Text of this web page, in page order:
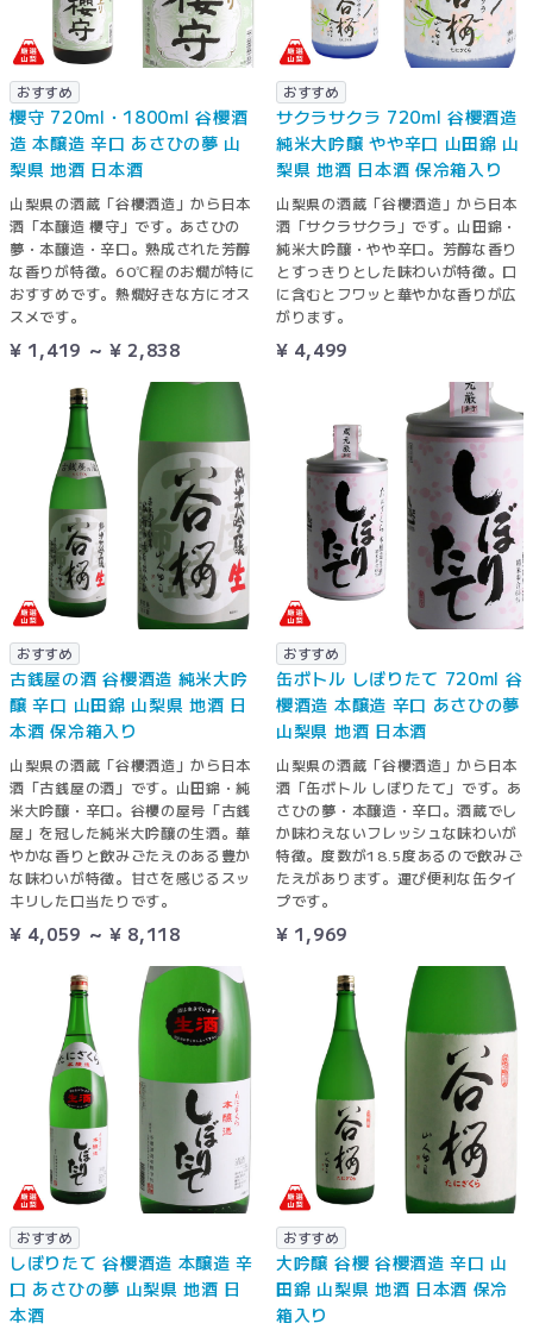
おすすめ
櫻守 720ml・1800ml 谷櫻酒
造 本醸造 辛口 あさひの夢 山
梨県 地酒 日本酒
山梨県の酒蔵「谷櫻酒造」から日本
酒「本醸造 櫻守」です。あさひの
夢・本醸造・辛口。熟成された芳醇
な香りが特徴。60℃程のお燗が特に
おすすめです。熱燗好きな方にオス
スメです。
¥ 1,419 ～ ¥ 2,838
おすすめ
サクラサクラ 720ml 谷櫻酒造
純米大吟醸 やや辛口 山田錦 山
梨県 地酒 日本酒 保冷箱入り
山梨県の酒蔵「谷櫻酒造」から日本
酒「サクラサクラ」です。山田錦・
純米大吟醸・やや辛口。芳醇な香り
とすっきりとした味わいが特徴。口
に含むとフワッと華やかな香りが広
がります。
¥ 4,499
おすすめ
古銭屋の酒 谷櫻酒造 純米大吟
醸 辛口 山田錦 山梨県 地酒 日
本酒 保冷箱入り
山梨県の酒蔵「谷櫻酒造」から日本
酒「古銭屋の酒」です。山田錦・純
米大吟醸・辛口。谷櫻の屋号「古銭
屋」を冠した純米大吟醸の生酒。華
やかな香りと飲みごたえのある豊か
な味わいが特徴。甘さを感じるスッ
キリした口当たりです。
¥ 4,059 ～ ¥ 8,118
おすすめ
缶ボトル しぼりたて 720ml 谷
櫻酒造 本醸造 辛口 あさひの夢
山梨県 地酒 日本酒
山梨県の酒蔵「谷櫻酒造」から日本
酒「缶ボトル しぼりたて」です。あ
さひの夢・本醸造・辛口。酒蔵でし
か味わえないフレッシュな味わいが
特徴。度数が18.5度あるので飲みご
たえがあります。運び便利な缶タイ
プです。
¥ 1,969
おすすめ
しぼりたて 谷櫻酒造 本醸造 辛
口 あさひの夢 山梨県 地酒 日
本酒
おすすめ
大吟醸 谷櫻 谷櫻酒造 辛口 山
田錦 山梨県 地酒 日本酒 保冷
箱入り